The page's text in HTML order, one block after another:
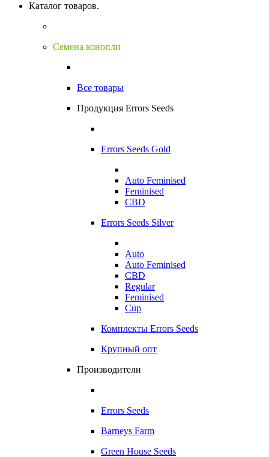
Каталог товаров.
Семена конопли
Все товары
Продукция Errors Seeds
Errors Seeds Gold
Auto Feminised
Feminised
CBD
Errors Seeds Silver
Auto
Auto Feminised
CBD
Regular
Feminised
Cup
Комплекты Errors Seeds
Крупный опт
Производители
Errors Seeds
Barneys Farm
Green House Seeds